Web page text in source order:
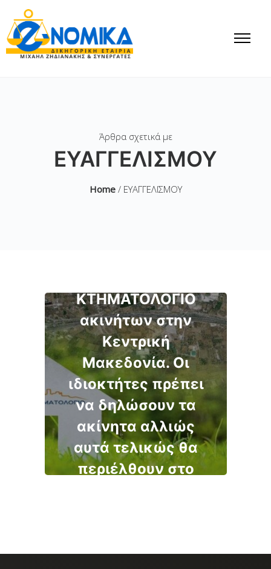
Άρθρα σχετικά με
ΕΥΑΓΓΕΛΙΣΜΟΥ
Home/ ΕΥΑΓΓΕΛΙΣΜΟΥ
ΚΤΗΜΑΤΟΛΟΓΙΟ
ακινήτων στην
Κεντρική
Μακεδονία. Οι
ιδιοκτήτες πρέπει
να δηλώσουν τα
ακίνητα αλλιώς
αυτά τελικώς θα
περιέλθουν στο